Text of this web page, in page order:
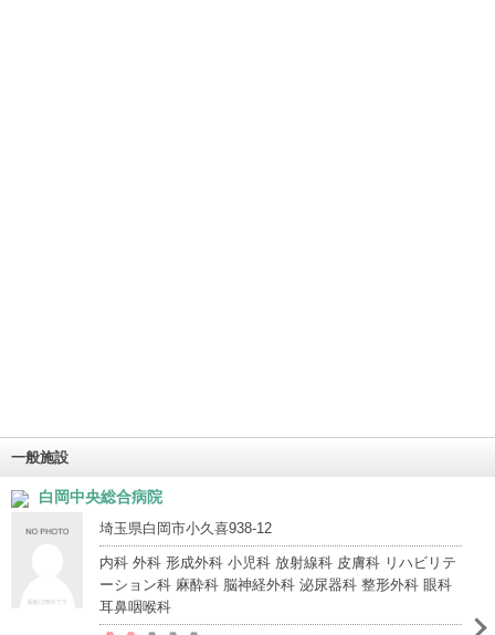
一般施設
白岡中央総合病院
埼玉県白岡市小久喜938-12
内科 外科 形成外科 小児科 放射線科 皮膚科 リハビリテ
ーション科 麻酔科 脳神経外科 泌尿器科 整形外科 眼科
耳鼻咽喉科